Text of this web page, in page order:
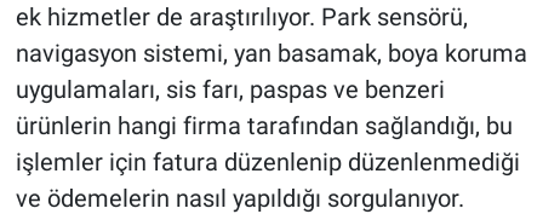
ek hizmetler de araştırılıyor. Park sensörü,
navigasyon sistemi, yan basamak, boya koruma
uygulamaları, sis farı, paspas ve benzeri
ürünlerin hangi firma tarafından sağlandığı, bu
işlemler için fatura düzenlenip düzenlenmediği
ve ödemelerin nasıl yapıldığı sorgulanıyor.